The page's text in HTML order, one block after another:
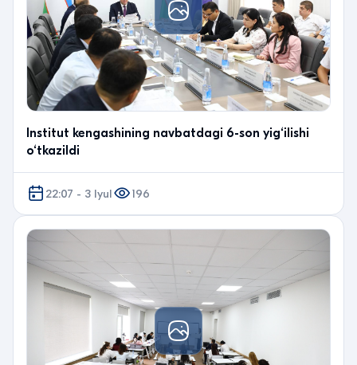
Institut kengashining navbatdagi 6-son yig‘ilishi
o‘tkazildi
22:07 - 3 Iyul 196